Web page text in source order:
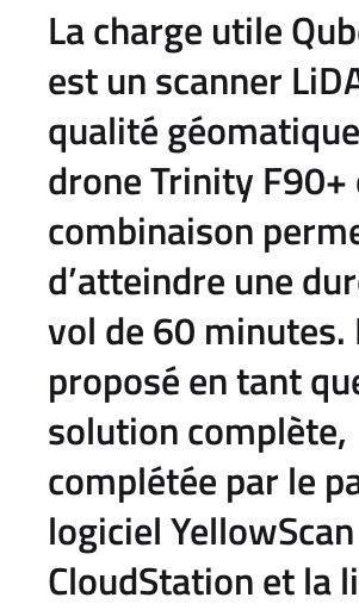
La charge utile
est un scanner
qualité
drone Trinity
combinaison
d’atteindre une
vol de 60 minutes.
proposé en tant
solution complète,
complétée par le
logiciel YellowScan
CloudStation et la